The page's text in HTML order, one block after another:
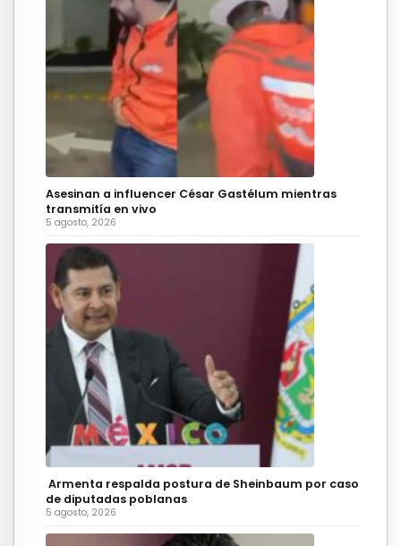
Asesinan a influencer César Gastélum mientras
transmitía en vivo
5 agosto, 2026
Armenta respalda postura de Sheinbaum por caso
de diputadas poblanas
5 agosto, 2026